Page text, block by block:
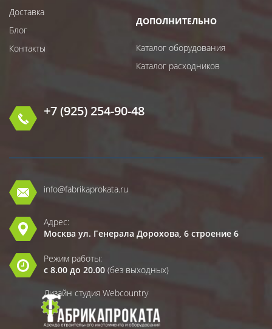
Доставка
Блог
Контакты
ДОПОЛНИТЕЛЬНО
Каталог оборудования
Каталог расходников
+7 (925) 254-90-48
info@fabrikaprokata.ru
Адрес:
Москва ул. Генерала Дорохова, 6 строение 6
Режим работы:
с 8.00 до 20.00 (без выходных)
Дизайн студия Webcountry